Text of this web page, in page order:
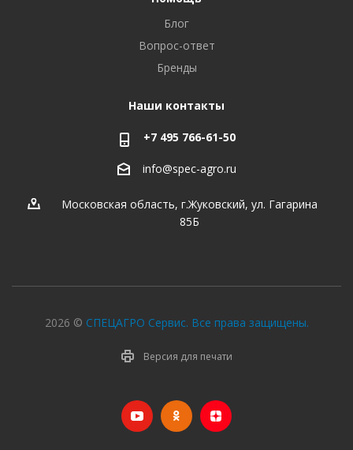
Блог
Вопрос-ответ
Бренды
Наши контакты
+7 495 766-61-50
info@spec-agro.ru
Московская область, г.Жуковский, ул. Гагарина
85Б
2026 © СПЕЦАГРО Сервис. Все права защищены.
Версия для печати